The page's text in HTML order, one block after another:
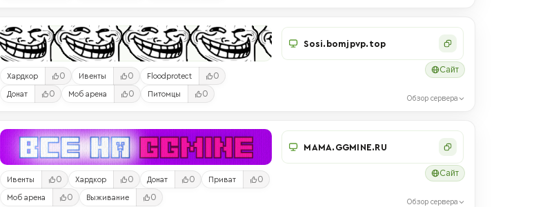
Хардкор 0 Ивенты 0 Floodprotect 0
Донат 0 Моб арена 0 Питомцы 0
Sosi.bomjpvp.top
Сайт
Обзор сервера
Ивенты 0 Хардкор 0 Донат 0 Приват 0
Моб арена 0 Выживание 0
MAMA.GGMINE.RU
Сайт
Обзор сервера